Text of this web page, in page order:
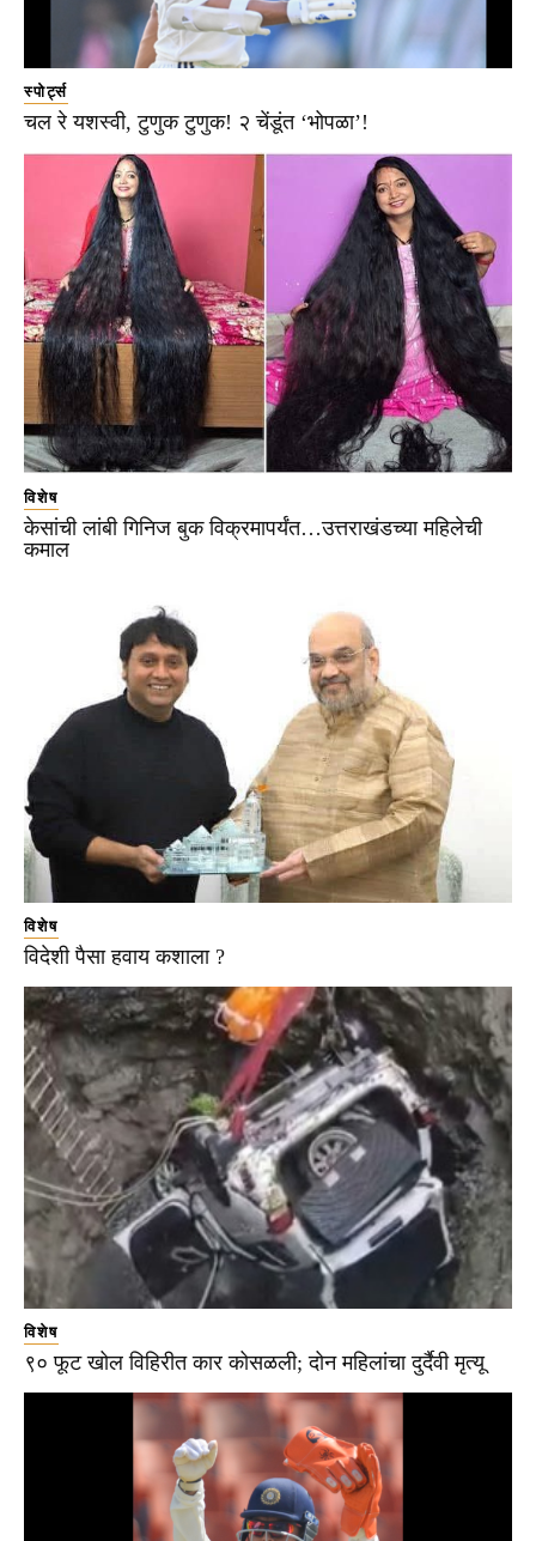
स्पोर्ट्स
चल रे यशस्वी, टुणुक टुणुक! २ चेंडूंत ‘भोपळा’!
विशेष
केसांची लांबी गिनिज बुक विक्रमापर्यंत…उत्तराखंडच्या महिलेची
कमाल
विशेष
विदेशी पैसा हवाय कशाला ?
विशेष
९० फूट खोल विहिरीत कार कोसळली; दोन महिलांचा दुर्दैवी मृत्यू